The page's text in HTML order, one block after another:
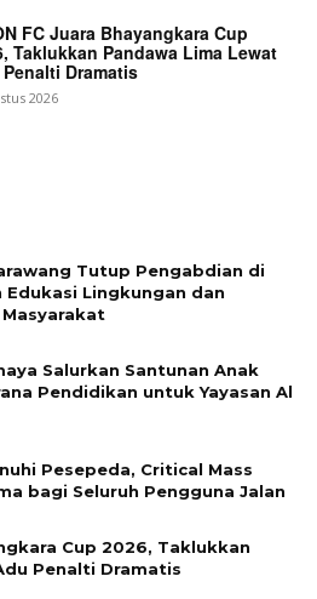
FC Juara Bhayangkara Cup
Taklukkan Pandawa Lima Lewat
Dramatis
2026
Tutup Pengabdian di
Edukasi Lingkungan dan
Salurkan Santunan Anak
Pendidikan untuk Yayasan Al
Pesepeda, Critical Mass
bagi Seluruh Pengguna Jalan
Cup 2026, Taklukkan
Penalti Dramatis